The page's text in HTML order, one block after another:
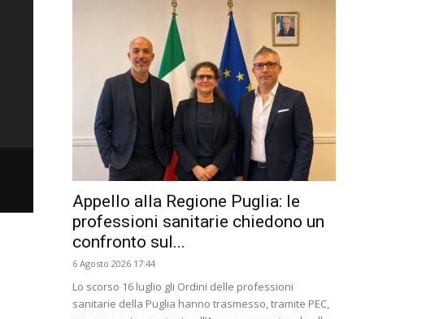
Appello alla Regione Puglia: le
professioni sanitarie chiedono un
confronto sul...
6 Agosto 2026 17:44
Lo scorso 16 luglio gli Ordini delle professioni
sanitarie della Puglia hanno trasmesso, tramite PEC,